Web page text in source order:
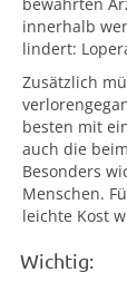
innerhalb
lindert:
Zusätzlich
besten mit
auch die
Besonders
Menschen.
leichte Kost
Wichtig: